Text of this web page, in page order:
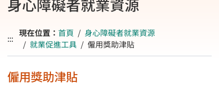
身心障礙者就業資源
::: 現在位置： 首頁
身心障礙者就業資源
就業促進工具
僱用獎助津貼
僱用獎助津貼